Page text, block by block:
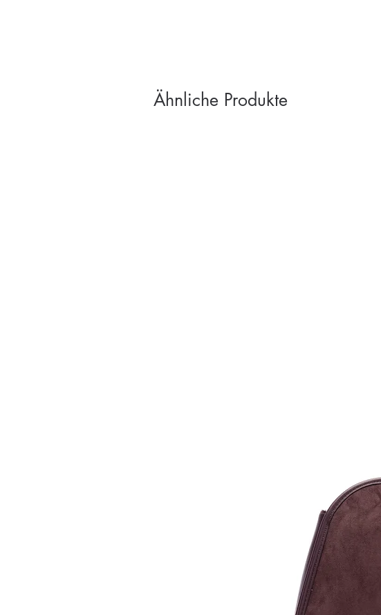
Ähnliche Produkte